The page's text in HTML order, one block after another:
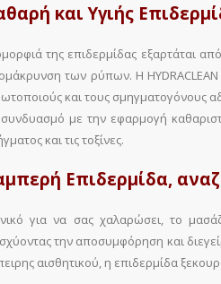
και Υγιής
της επιδερμίδας εξαρτάται
των ρύπων. H
και τους σμηγματογόνους
με την εφαρμογή
και τις τοξίνες.
Επιδερμίδα,
για να σας χαλαρώσει, το
την αποσυμφόρηση και
αισθητικού, η επιδερμίδα